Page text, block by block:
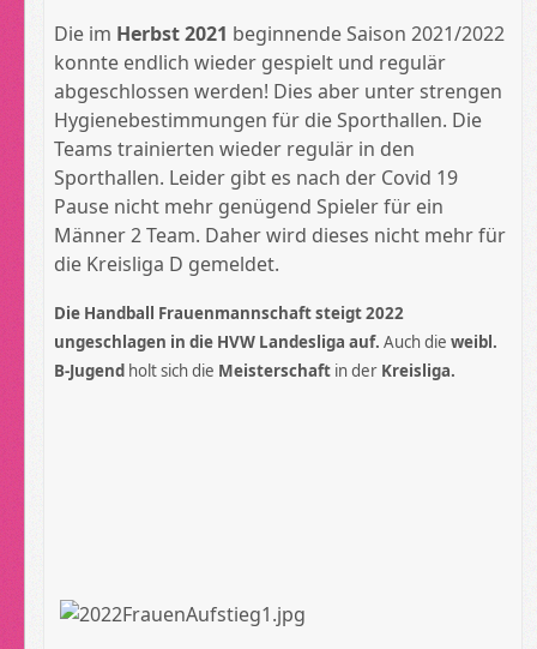
Die im Herbst 2021 beginnende Saison 2021/2022
konnte endlich wieder gespielt und regulär
abgeschlossen werden! Dies aber unter strengen
Hygienebestimmungen für die Sporthallen. Die
Teams trainierten wieder regulär in den
Sporthallen. Leider gibt es nach der Covid 19
Pause nicht mehr genügend Spieler für ein
Männer 2 Team. Daher wird dieses nicht mehr für
die Kreisliga D gemeldet.
Die Handball Frauenmannschaft steigt 2022
ungeschlagen in die HVW Landesliga auf.Auch dieweibl.
B-Jugend holt sich die Meisterschaft in der Kreisliga.